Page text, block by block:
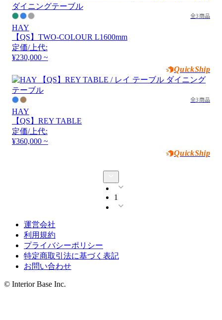
全3商品
HAY
【QS】TWO-COLOUR L1600mm
定価/上代:
¥230,000 ~
QuickShip
全3商品
HAY
【QS】REY TABLE
定価/上代:
¥360,000 ~
QuickShip
1
運営会社
利用規約
プライバシーポリシー
特定商取引法に基づく表記
お問い合わせ
© Interior Base Inc.